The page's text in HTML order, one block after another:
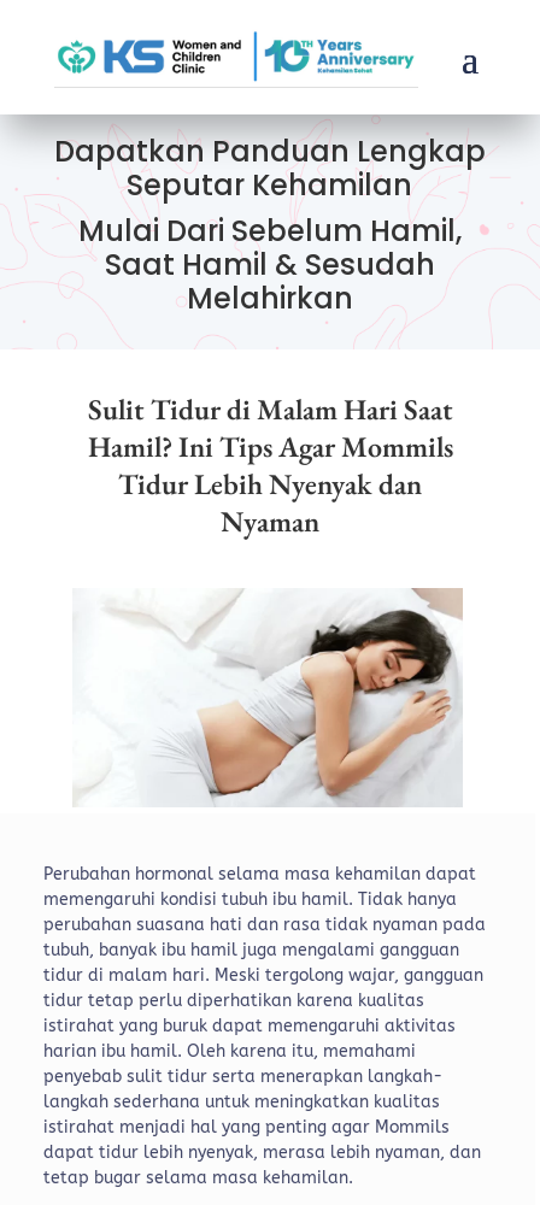
Dapatkan Panduan Lengkap
Seputar Kehamilan
Mulai Dari Sebelum Hamil,
Saat Hamil & Sesudah
Melahirkan
Sulit Tidur di Malam Hari Saat
Hamil? Ini Tips Agar Mommils
Tidur Lebih Nyenyak dan
Nyaman
Perubahan hormonal selama masa kehamilan dapat
memengaruhi kondisi tubuh ibu hamil. Tidak hanya
perubahan suasana hati dan rasa tidak nyaman pada
tubuh, banyak ibu hamil juga mengalami gangguan
tidur di malam hari. Meski tergolong wajar, gangguan
tidur tetap perlu diperhatikan karena kualitas
istirahat yang buruk dapat memengaruhi aktivitas
harian ibu hamil. Oleh karena itu, memahami
penyebab sulit tidur serta menerapkan langkah-
langkah sederhana untuk meningkatkan kualitas
istirahat menjadi hal yang penting agar Mommils
dapat tidur lebih nyenyak, merasa lebih nyaman, dan
tetap bugar selama masa kehamilan.